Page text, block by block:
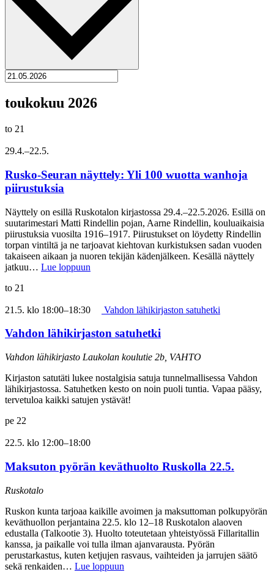
toukokuu 2026
to 21
29.4.–22.5.
Rusko-Seuran näyttely: Yli 100 wuotta wanhoja
piirustuksia
Näyttely on esillä Ruskotalon kirjastossa 29.4.–22.5.2026. Esillä on
suutarimestari Matti Rindellin pojan, Aarne Rindellin, kouluaikaisia
piirustuksia vuosilta 1916–1917. Piirustukset on löydetty Rindellin
torpan vintiltä ja ne tarjoavat kiehtovan kurkistuksen sadan vuoden
takaiseen aikaan ja nuoren tekijän kädenjälkeen. Kesällä näyttely
jatkuu… Lue loppuun
to 21
21.5. klo 18:00–18:30 Vahdon lähikirjaston satuhetki
Vahdon lähikirjaston satuhetki
Vahdon lähikirjasto Laukolan koulutie 2b, VAHTO
Kirjaston satutäti lukee nostalgisia satuja tunnelmallisessa Vahdon
lähikirjastossa. Satuhetken kesto on noin puoli tuntia. Vapaa pääsy,
tervetuloa kaikki satujen ystävät!
pe 22
22.5. klo 12:00–18:00
Maksuton pyörän keväthuolto Ruskolla 22.5.
Ruskotalo
Ruskon kunta tarjoaa kaikille avoimen ja maksuttoman polkupyörän
keväthuollon perjantaina 22.5. klo 12–18 Ruskotalon alaoven
edustalla (Talkootie 3). Huolto toteutetaan yhteistyössä Fillaritallin
kanssa, ja paikalle voi tulla ilman ajanvarausta. Pyörän
perustarkastus, kuten ketjujen rasvaus, vaihteiden ja jarrujen säätö
sekä renkaiden… Lue loppuun